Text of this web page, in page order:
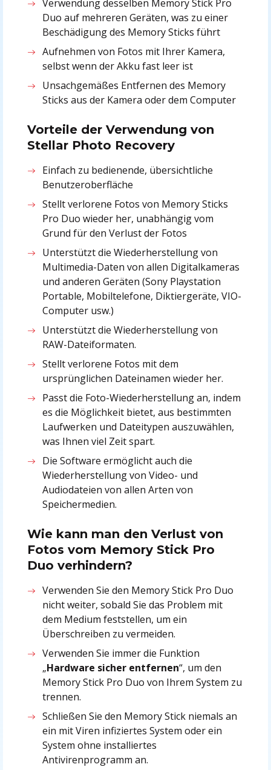
Verwendung desselben Memory Stick Pro
Duo auf mehreren Geräten, was zu einer
Beschädigung des Memory Sticks führt
Aufnehmen von Fotos mit Ihrer Kamera,
selbst wenn der Akku fast leer ist
Unsachgemäßes Entfernen des Memory
Sticks aus der Kamera oder dem Computer
Vorteile der Verwendung von
Stellar Photo Recovery
Einfach zu bedienende, übersichtliche
Benutzeroberfläche
Stellt verlorene Fotos von Memory Sticks
Pro Duo wieder her, unabhängig vom
Grund für den Verlust der Fotos
Unterstützt die Wiederherstellung von
Multimedia-Daten von allen Digitalkameras
und anderen Geräten (Sony Playstation
Portable, Mobiltelefone, Diktiergeräte, VIO-
Computer usw.)
Unterstützt die Wiederherstellung von
RAW-Dateiformaten.
Stellt verlorene Fotos mit dem
ursprünglichen Dateinamen wieder her.
Passt die Foto-Wiederherstellung an, indem
es die Möglichkeit bietet, aus bestimmten
Laufwerken und Dateitypen auszuwählen,
was Ihnen viel Zeit spart.
Die Software ermöglicht auch die
Wiederherstellung von Video- und
Audiodateien von allen Arten von
Speichermedien.
Wie kann man den Verlust von
Fotos vom Memory Stick Pro
Duo verhindern?
Verwenden Sie den Memory Stick Pro Duo
nicht weiter, sobald Sie das Problem mit
dem Medium feststellen, um ein
Überschreiben zu vermeiden.
Verwenden Sie immer die Funktion
„Hardware sicher entfernen“, um den
Memory Stick Pro Duo von Ihrem System zu
trennen.
Schließen Sie den Memory Stick niemals an
ein mit Viren infiziertes System oder ein
System ohne installiertes
Antivirenprogramm an.